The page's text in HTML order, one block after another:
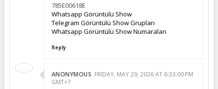
785E00618E
Whatsapp Görüntülü Show
Telegram Görüntülü Show Grupları
Whatsapp Görüntülü Show Numaraları
Reply
ANONYMOUS FRIDAY, MAY 29, 2026 AT 6:33:00 PM
GMT+7